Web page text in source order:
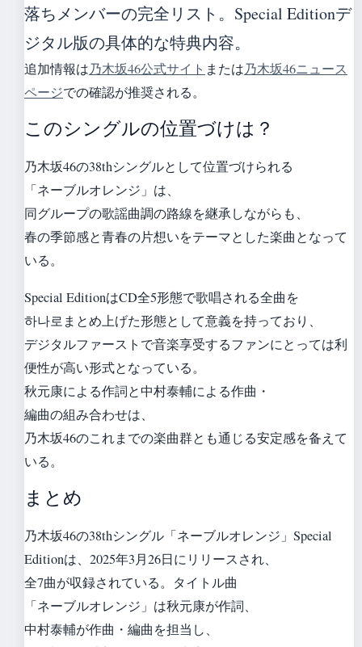
落ちメンバーの完全リスト。Special Editionデ
ジタル版の具体的な特典内容。
追加情報は乃木坂46公式サイト または乃木坂46ニュース
ページでの確認が推奨される。
このシングルの位置づけは？
乃木坂46の38thシングルとして位置づけられる
「ネーブルオレンジ」は、
同グループの歌謡曲調の路線を継承しながらも、
春の季節感と青春の片想いをテーマとした楽曲となって
いる。
Special EditionはCD全5形態で歌唱される全曲を
하나로まとめ上げた形態として意義を持っており、
デジタルファーストで音楽享受するファンにとっては利
便性が高い形式となっている。
秋元康による作詞と中村泰輔による作曲・
編曲の組み合わせは、
乃木坂46のこれまでの楽曲群とも通じる安定感を备えて
いる。
まとめ
乃木坂46の38thシングル「ネーブルオレンジ」Special
Editionは、2025年3月26日にリリースされ、
全7曲が収録されている。タイトル曲
「ネーブルオレンジ」は秋元康が作詞、
中村泰輔が作曲・編曲を担当し、